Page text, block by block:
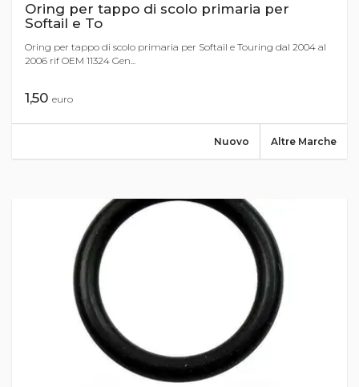
Oring per tappo di scolo primaria per
Softail e To
Oring per tappo di scolo primaria per Softail e Touring dal 2004 al
2006 rif OEM 11324 Gen...
1,50 euro
Altre Marche
Nuovo